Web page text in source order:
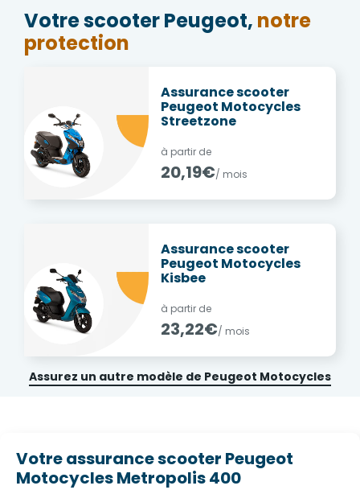
Votre scooter Peugeot, notre
protection
Assurance scooter
Peugeot Motocycles
Streetzone
à partir de
20,19€/ mois
Assurance scooter
Peugeot Motocycles
Kisbee
à partir de
23,22€/ mois
Assurez un autre modèle de Peugeot Motocycles
Votre assurance scooter Peugeot
Motocycles Metropolis 400